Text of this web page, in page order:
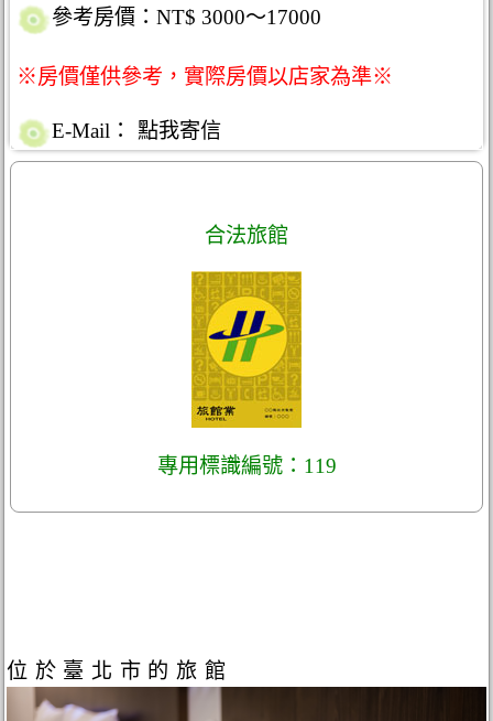
參考房價：NT$ 3000～17000
※房價僅供參考，實際房價以店家為準※
E-Mail： 點我寄信
合法旅館
專用標識編號：119
位於臺北市的旅館